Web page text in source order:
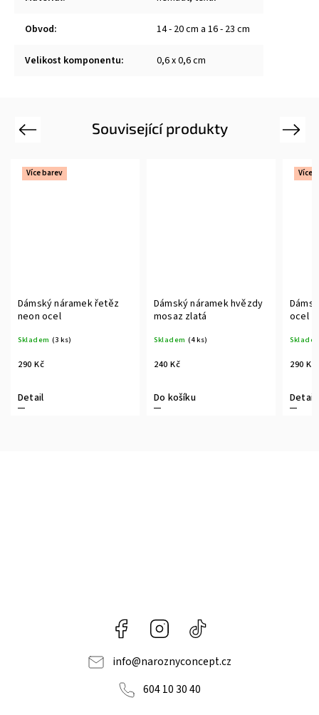
Obvod: 14 - 20 cm a 16 - 23 cm
Velikost komponentu: 0,6 x 0,6 cm
Související produkty
Previous
Více barev
Dámský náramek řetěz
neon ocel
Skladem (3 ks)
290 Kč
Detail
Dámský náramek hvězdy
mosaz zlatá
Skladem (4 ks)
240 Kč
Do košíku
Více
ocel
290 Kč
Detail
Next
Facebook Instagram
info@naroznyconcept.cz
604 10 30 40